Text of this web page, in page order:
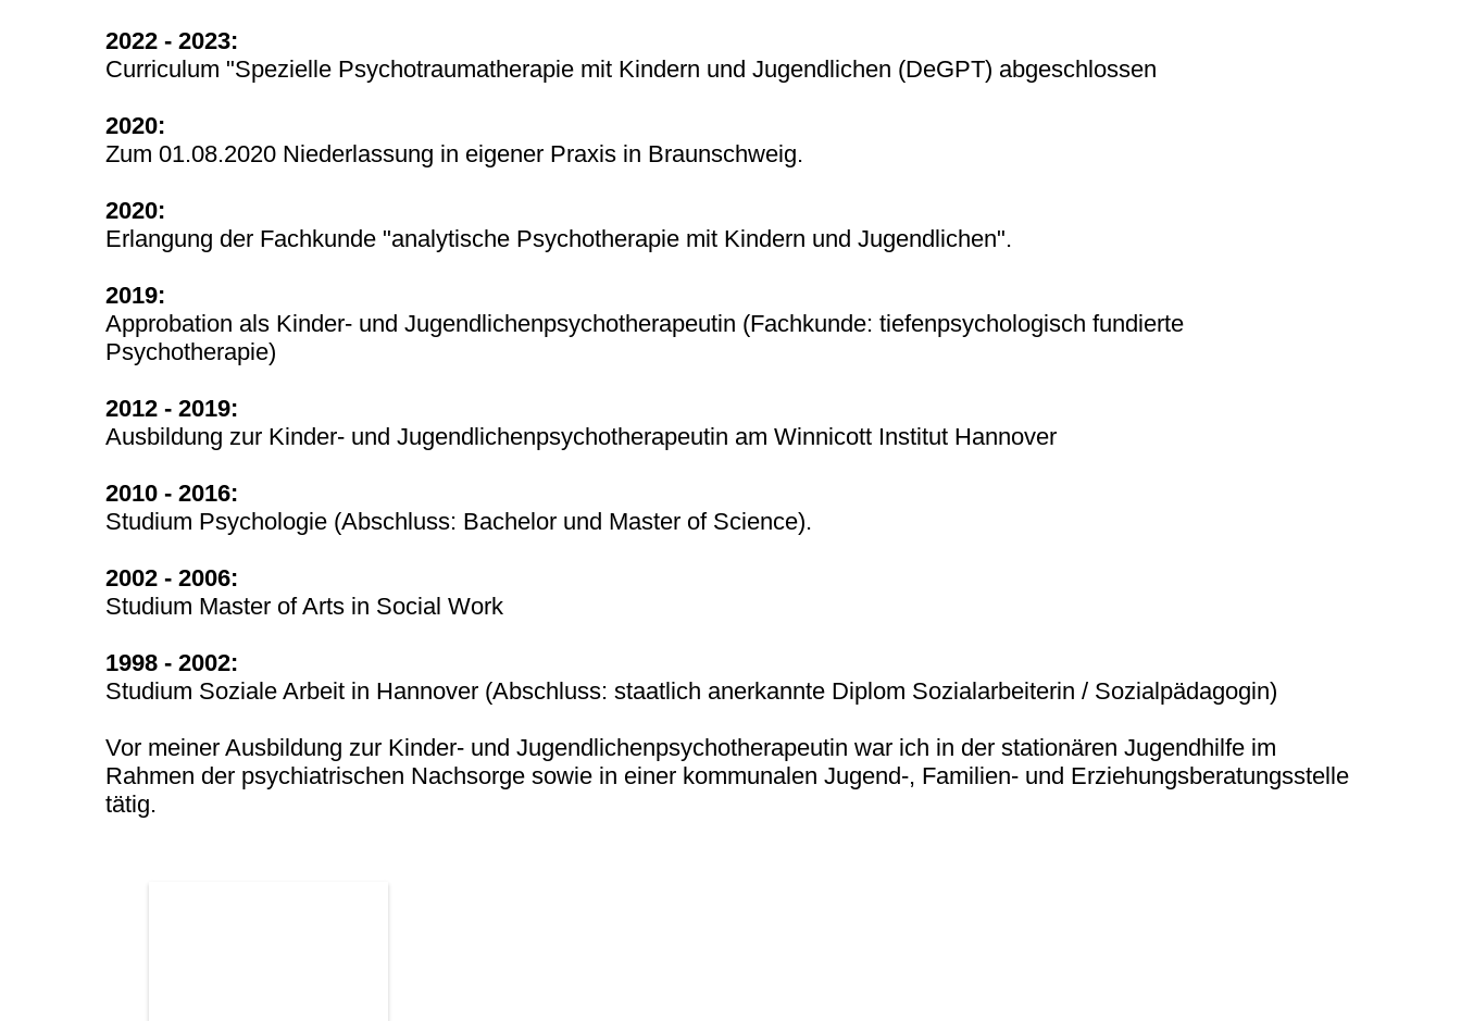
2022 - 2023:
Curriculum "Spezielle Psychotraumatherapie mit Kindern und Jugendlichen (DeGPT) abgeschlossen
2020:
Zum 01.08.2020 Niederlassung in eigener Praxis in Braunschweig.
2020:
Erlangung der Fachkunde "analytische Psychotherapie mit Kindern und Jugendlichen".
2019:
Approbation als Kinder- und Jugendlichenpsychotherapeutin (Fachkunde: tiefenpsychologisch fundierte
Psychotherapie)
2012 - 2019:
Ausbildung zur Kinder- und Jugendlichenpsychotherapeutin am Winnicott Institut Hannover
2010 - 2016:
Studium Psychologie (Abschluss: Bachelor und Master of Science).
2002 - 2006:
Studium Master of Arts in Social Work
1998 - 2002:
Studium Soziale Arbeit in Hannover (Abschluss: staatlich anerkannte Diplom Sozialarbeiterin / Sozialpädagogin)
Vor meiner Ausbildung zur Kinder- und Jugendlichenpsychotherapeutin war ich in der stationären Jugendhilfe im
Rahmen der psychiatrischen Nachsorge sowie in einer kommunalen Jugend-, Familien- und Erziehungsberatungsstelle
tätig.